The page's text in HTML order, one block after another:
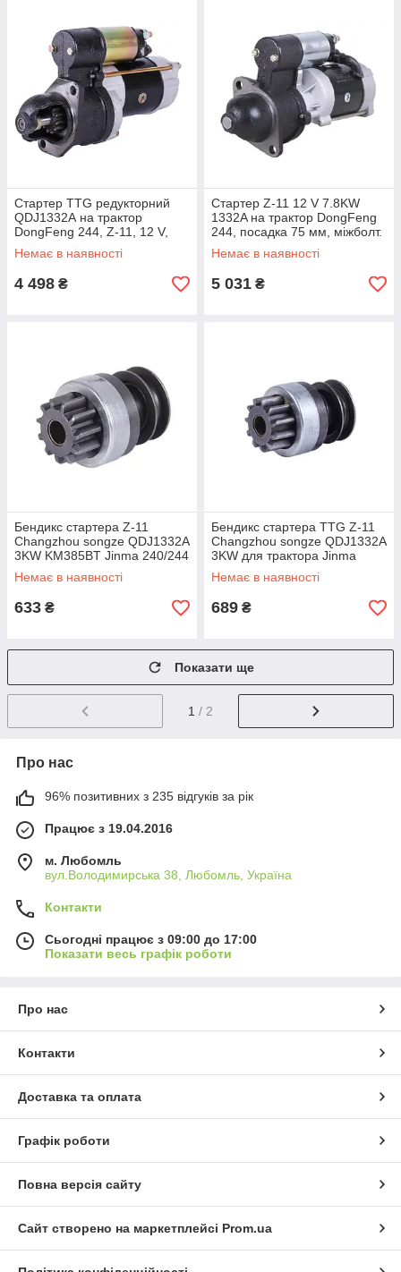
Стартер TTG редукторний
QDJ1332А на трактор
DongFeng 244, Z-11, 12 V,
7.8KW
Немає в наявності
4 498 ₴
Стартер Z-11 12 V 7.8KW
1332A на трактор DongFeng
244, посадка 75 мм, міжболт.
L-111 мм
Немає в наявності
5 031 ₴
Бендикс стартера Z-11
Changzhou songze QDJ1332A
3KW KM385BT Jinma 240/244
УЦЕНКА
Немає в наявності
633 ₴
Бендикс стартера TTG Z-11
Changzhou songze QDJ1332A
3KW для трактора Jinma
240/244 з дизельним
двигуном KM385BT, тип 2
Немає в наявності
689 ₴
Показати ще
1 / 2
Про нас
96% позитивних з 235 відгуків за рік
Працює з 19.04.2016
м. Любомль
вул.Володимирська 38, Любомль, Україна
Контакти
Сьогодні працює з 09:00 до 17:00
Показати весь графік роботи
Про нас
Контакти
Доставка та оплата
Графік роботи
Повна версія сайту
Сайт створено на маркетплейсі Prom.ua